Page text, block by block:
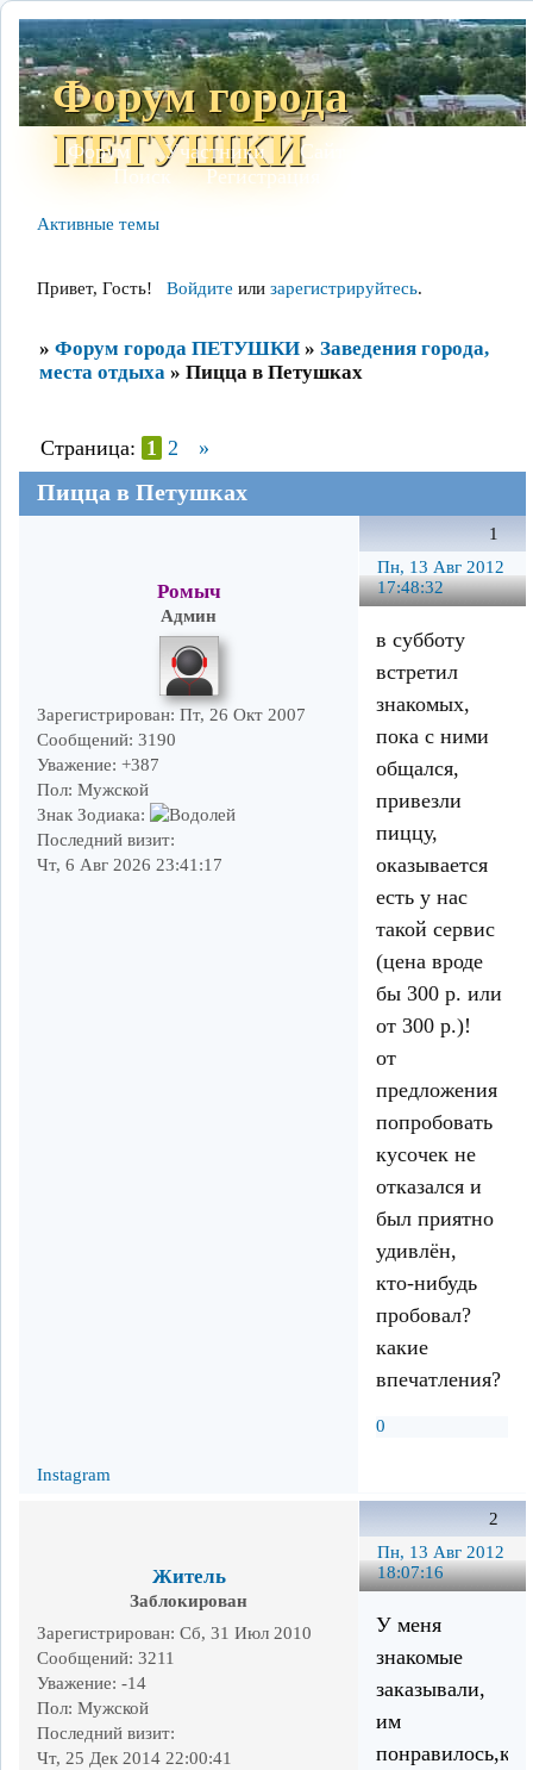
Форум города
ПЕТУШКИ
Форум Участники Сайт
Поиск
Регистрация
Активные темы
Привет, Гость! Войдите или зарегистрируйтесь.
» Форум города ПЕТУШКИ » Заведения города,
места отдыха » Пицца в Петушках
Пицца в Петушках
Страница: 1 2 »
1
Пн, 13 Авг 2012
17:48:32
Ромыч
Админ
Зарегистрирован: Пт, 26 Окт 2007
Сообщений: 3190
Уважение: +387
Пол: Мужской
Знак Зодиака:
Последний визит:
Чт, 6 Авг 2026 23:41:17
в субботу
встретил
знакомых,
пока с ними
общался,
привезли
пиццу,
оказывается
есть у нас
такой сервис
(цена вроде
бы 300 р. или
от 300 р.)!
от
предложения
попробовать
кусочек не
отказался и
был приятно
удивлён,
кто-нибудь
пробовал?
какие
впечатления?
0
Instagram
2
Пн, 13 Авг 2012
18:07:16
Житель
Заблокирован
Зарегистрирован: Сб, 31 Июл 2010
Сообщений: 3211
Уважение: -14
Пол: Мужской
Последний визит:
Чт, 25 Дек 2014 22:00:41
У меня
знакомые
заказывали,
им